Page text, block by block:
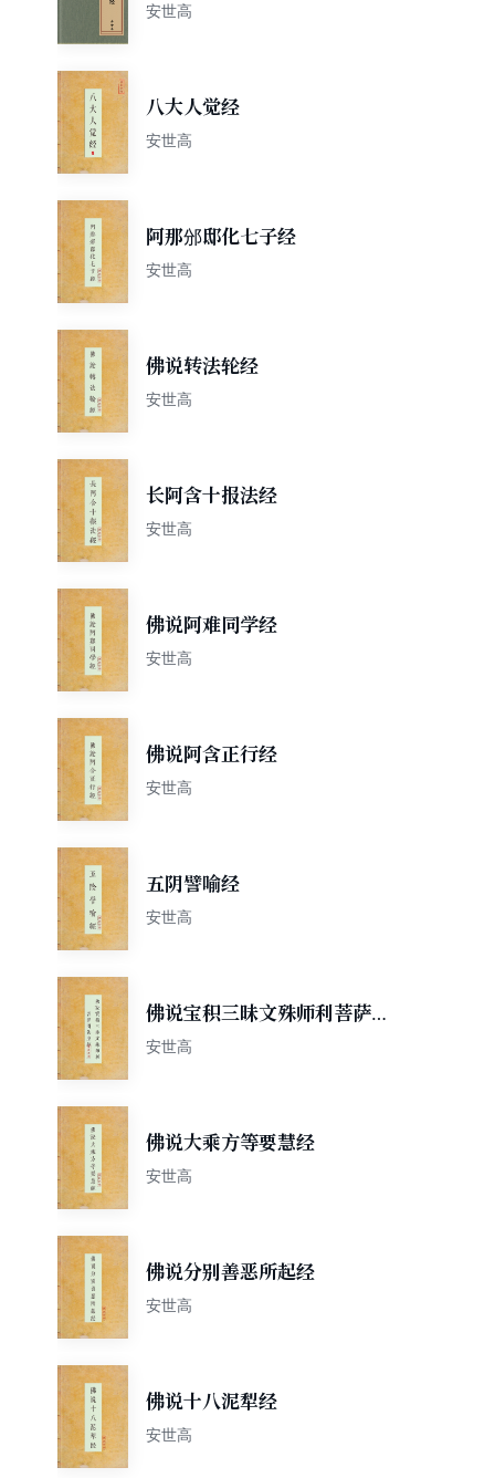
安世高
八大人觉经
安世高
阿那邠邸化七子经
安世高
佛说转法轮经
安世高
长阿含十报法经
安世高
佛说阿难同学经
安世高
佛说阿含正行经
安世高
五阴譬喻经
安世高
佛说宝积三昧文殊师利菩萨问
法身经
安世高
佛说大乘方等要慧经
安世高
佛说分别善恶所起经
安世高
佛说十八泥犁经
安世高